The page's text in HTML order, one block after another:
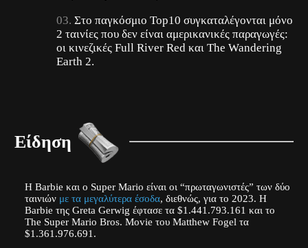
Στο παγκόσμιο Top10 συγκαταλέγονται μόνο
2 ταινίες που δεν είναι αμερικανικές παραγωγές:
οι κινεζικές Full River Red και The Wandering
Earth 2.
Είδηση
Η Barbie και o Super Mario είναι οι “πρωταγωνιστές” των δύο
ταινιών με τα μεγαλύτερα έσοδα, διεθνώς, για το 2023. Η
Barbie της Greta Gerwig έφτασε τα $1.441.793.161 και το
The Super Mario Bros. Movie του Matthew Fogel τα
$1.361.976.691.